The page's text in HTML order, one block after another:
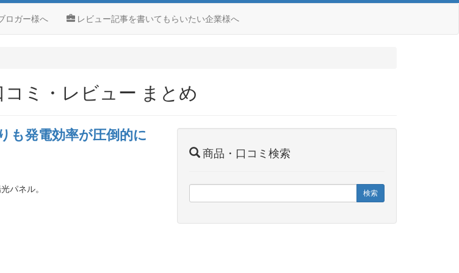
ロガー様へ レビュー記事を書いてもらいたい企業様へ
コミ・レビュー まとめ
も発電効率が圧倒的に
パネル。
商品・口コミ検索
検索